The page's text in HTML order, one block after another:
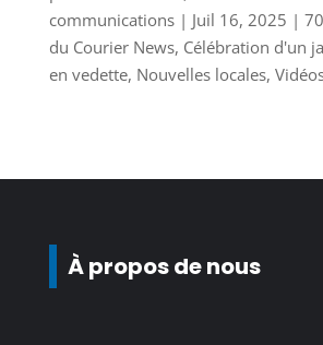
communications| Juil 16, 2025 |
du Courier News, Célébration d'un
en vedette, Nouvelles locales,
À propos de nous